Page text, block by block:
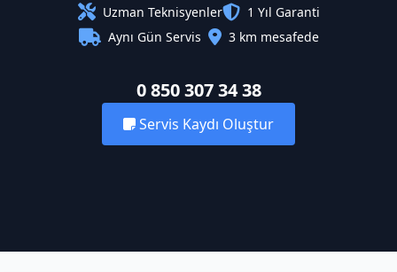
Uzman Teknisyenler
1 Yıl Garanti
Aynı Gün Servis
3 km mesafede
0 850 307 34 38
Servis Kaydı Oluştur